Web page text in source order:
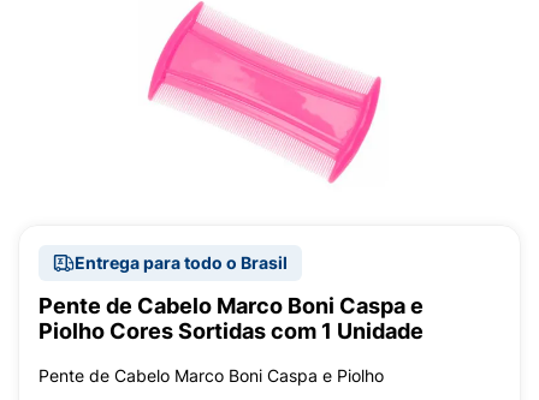
Entrega para todo o Brasil
Pente de Cabelo Marco Boni Caspa e
Piolho Cores Sortidas com 1 Unidade
Pente de Cabelo Marco Boni Caspa e Piolho